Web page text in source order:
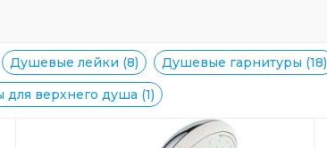
Душевые лейки (8) Душевые гарнитуры (18)
верхнего душа (1)